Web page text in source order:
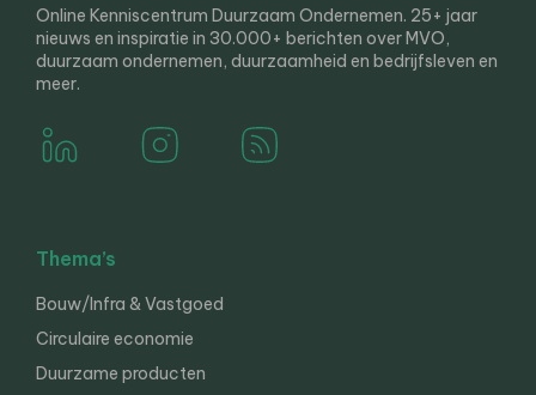
Online Kenniscentrum Duurzaam Ondernemen. 25+ jaar
nieuws en inspiratie in 30.000+ berichten over MVO,
duurzaam ondernemen, duurzaamheid en bedrijfsleven en
meer.
Thema’s
Bouw/Infra & Vastgoed
Circulaire economie
Duurzame producten